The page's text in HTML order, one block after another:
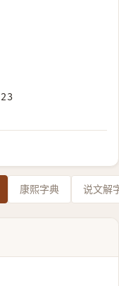
康熙字典 说文解